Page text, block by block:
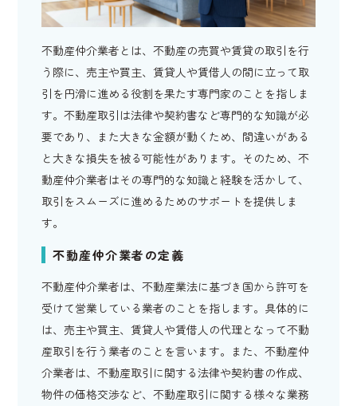
不動産仲介業者とは、不動産の売買や賃貸の取引を行
う際に、売主や買主、賃貸人や賃借人の間に立って取
引を円滑に進める役割を果たす専門家のことを指しま
す。不動産取引は法律や契約書など専門的な知識が必
要であり、また大きな金額が動くため、間違いがある
と大きな損失を被る可能性があります。そのため、不
動産仲介業者はその専門的な知識と経験を活かして、
取引をスムーズに進めるためのサポートを提供しま
す。
不動産仲介業者の定義
不動産仲介業者は、不動産業法に基づき国から許可を
受けて営業している業者のことを指します。具体的に
は、売主や買主、賃貸人や賃借人の代理となって不動
産取引を行う業者のことを言います。また、不動産仲
介業者は、不動産取引に関する法律や契約書の作成、
物件の価格交渉など、不動産取引に関する様々な業務